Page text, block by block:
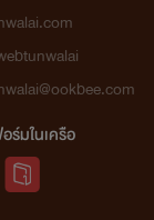
ร์มในเครือ